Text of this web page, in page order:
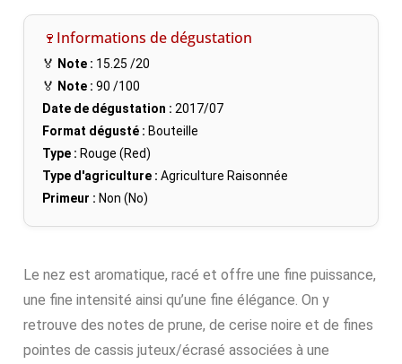
🍷Informations de dégustation
🏅 Note : 15.25 /20
🏅 Note : 90 /100
Date de dégustation : 2017/07
Format dégusté : Bouteille
Type : Rouge (Red)
Type d'agriculture : Agriculture Raisonnée
Primeur : Non (No)
Le nez est aromatique, racé et offre une fine puissance,
une fine intensité ainsi qu’une fine élégance. On y
retrouve des notes de prune, de cerise noire et de fines
pointes de cassis juteux/écrasé associées à une